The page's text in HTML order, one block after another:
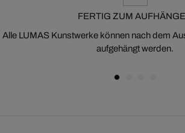
FERTIG ZUM
Alle LUMAS Kunstwerke können nach dem
aufgehängt werden.